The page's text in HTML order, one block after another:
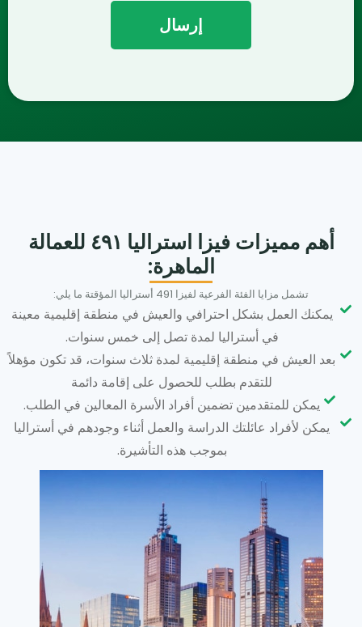
أهم مميزات فيزا استراليا ٤٩١ للعمالة
الماهرة:
تشمل مزايا الفئة الفرعية لفيزا 491 أستراليا المؤقتة ما يلي:
يمكنك العمل بشكل احترافي والعيش في منطقة إقليمية معينة
في أستراليا لمدة تصل إلى خمس سنوات.
بعد العيش في منطقة إقليمية لمدة ثلاث سنوات، قد تكون مؤهلاً
للتقدم بطلب للحصول على إقامة دائمة
يمكن للمتقدمين تضمين أفراد الأسرة المعالين في الطلب.
يمكن لأفراد عائلتك الدراسة والعمل أثناء وجودهم في أستراليا
بموجب هذه التأشيرة.